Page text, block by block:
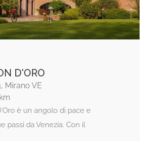
D'ORO
Mirano VE
è un angolo di pace e
passi da Venezia. Con il